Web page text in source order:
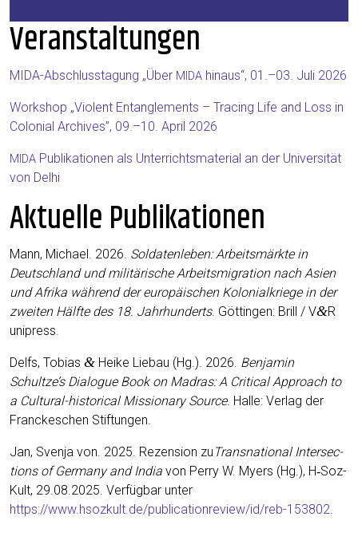
Veranstaltungen
MIDA-Abschluss­ta­gung „Über MIDA hin­aus“, 01.–03. Juli 2026
Work­shop „Vio­lent Ent­an­gle­ments – Tra­cing Life and Loss in
Colo­ni­al Archi­ves”, 09.–10. April 2026
MIDA Publi­ka­tio­nen als Unter­richts­ma­te­ri­al an der Uni­ver­si­tät
von Delhi
Aktuelle Publikationen
Mann, Micha­el. 2026. Sol­da­ten­le­ben:Arbeits­märk­te in
Deutsch­land und mili­tä­ri­sche Arbeits­mi­gra­ti­on nach Asi­en
und Afri­ka wäh­rend der euro­päi­schen Kolo­ni­al­krie­ge in der
zwei­ten Hälf­te des 18. Jahr­hun­derts. Göt­tin­gen: Brill / V&R
unipress.
Delfs, Tobi­as & Hei­ke Liebau (Hg.). 2026. Ben­ja­min
Schultze’s Dia­lo­gue Book on Madras: A Cri­ti­cal Approach to
a Cul­tu­ral-his­to­ri­cal Mis­sio­na­ry Source. Hal­le: Ver­lag der
Fran­cke­schen Stiftungen.
Jan, Sven­ja von. 2025. Rezen­si­on zu Trans­na­tio­nal Inter­sec­
tions of Ger­ma­ny and India von Per­ry W. Myers (Hg.), H‑Soz-
Kult, 29.08.2025. Ver­füg­bar unter
https://www.hsozkult.de/publicationreview/id/reb-153802